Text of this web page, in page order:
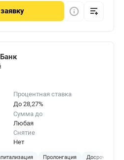
заявку
Процентная ставка
До 28,27%
Сумма до
Любая
Снятие
Нет
Пролонгация Досрочное